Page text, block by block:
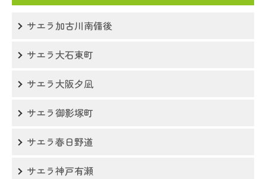
サエラ加古川南備後
サエラ大石東町
サエラ大阪夕凪
サエラ御影塚町
サエラ春日野道
サエラ神戸有瀬